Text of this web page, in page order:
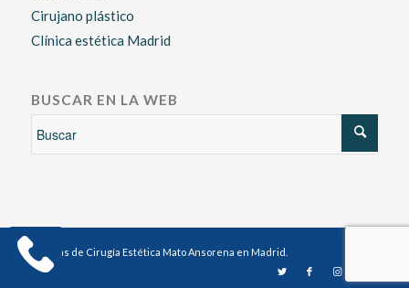
Cirujano plástico
Clínica estética Madrid
BUSCAR EN LA WEB
Clínicas de Cirugía Estética Mato Ansorena en Madrid.